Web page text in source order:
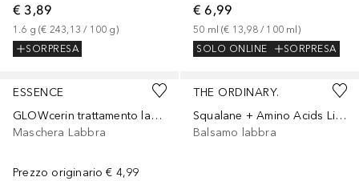
€ 3,89
1.6 g (€ 243,13 / 100 g)
SORPRESA
€ 6,99
50 ml (€ 13,98 / 100 ml)
SOLO ONLINE
SORPRESA
ESSENCE
GLOWcerin trattamento labbra con glicerina
Maschera Labbra
Prezzo originario € 4,99
THE ORDINARY.
Squalane + Amino Acids Lip Balm
Balsamo labbra